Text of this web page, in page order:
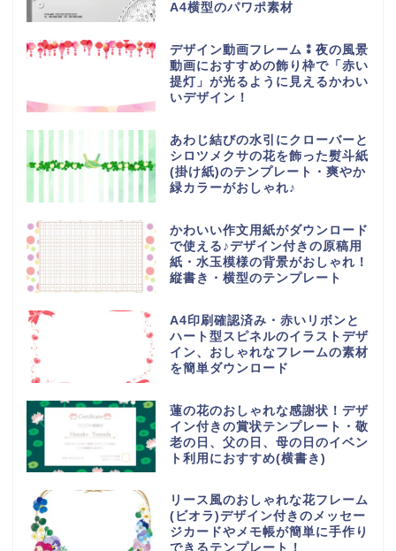
A4横型のパワポ素材
デザイン動画フレーム⁑夜の風景
動画におすすめの飾り枠で「赤い
提灯」が光るように見えるかわい
いデザイン！
あわじ結びの水引にクローバーと
シロツメクサの花を飾った熨斗紙
(掛け紙)のテンプレート・爽やか
緑カラーがおしゃれ♪
かわいい作文用紙がダウンロード
で使える♪デザイン付きの原稿用
紙・水玉模様の背景がおしゃれ！
縦書き・横型のテンプレート
A4印刷確認済み・赤いリボンと
ハート型スピネルのイラストデザ
イン、おしゃれなフレームの素材
を簡単ダウンロード
蓮の花のおしゃれな感謝状！デザ
イン付きの賞状テンプレート・敬
老の日、父の日、母の日のイベン
ト利用におすすめ(横書き)
リース風のおしゃれな花フレーム
(ビオラ)デザイン付きのメッセー
ジカードやメモ帳が簡単に手作り
できるテンプレート！